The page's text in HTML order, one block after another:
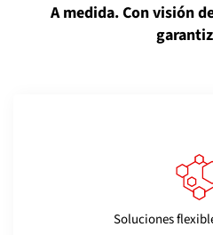
A medida. Con visión
Soluciones